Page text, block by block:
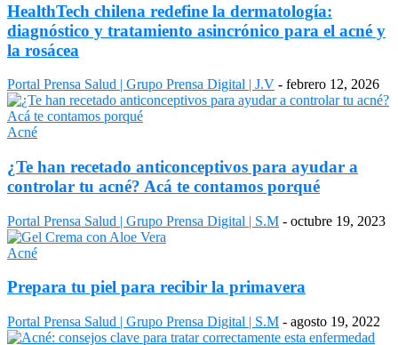
HealthTech chilena redefine la dermatología:
diagnóstico y tratamiento asincrónico para el acné y
la rosácea
Portal Prensa Salud | Grupo Prensa Digital | J.V - febrero 12, 2026
Acné
¿Te han recetado anticonceptivos para ayudar a
controlar tu acné? Acá te contamos porqué
Portal Prensa Salud | Grupo Prensa Digital | S.M - octubre 19, 2023
Acné
Prepara tu piel para recibir la primavera
Portal Prensa Salud | Grupo Prensa Digital | S.M - agosto 19, 2022